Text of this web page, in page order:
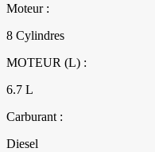
Moteur :
8 Cylindres
MOTEUR (L) :
6.7 L
Carburant :
Diesel